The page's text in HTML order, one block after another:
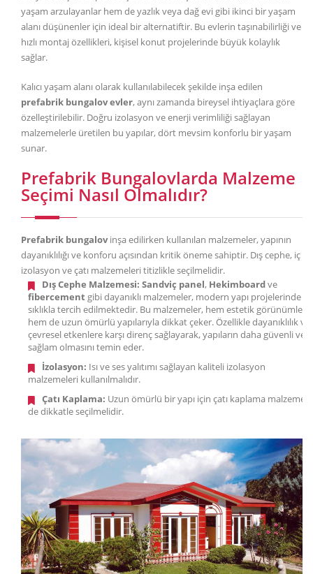
yaşam arzulayanlar hem de yazlık veya dağ evi gibi ikinci bir yaşam
alanı düşünenler için ideal bir alternatiftir. Bu evlerin taşınabilirliği ve
hızlı montaj özellikleri, kişisel konut projelerinde büyük kolaylık
sağlar.
Kalıcı yaşam alanı olarak kullanılabilecek şekilde inşa edilen
prefabrik bungalov evler, aynı zamanda bireysel ihtiyaçlara göre
özelleştirilebilir. Doğru izolasyon ve enerji verimliliği sağlayan
malzemelerle üretilen bu yapılar, dört mevsim konforlu bir yaşam
sunar.
Prefabrik Bungalovlarda Malzeme
Seçimi Nasıl Olmalıdır?
Prefabrik bungalovinşa edilirken kullanılan malzemeler, yapının
dayanıklılığı ve konforu açısından kritik öneme sahiptir. Dış cephe, iç
izolasyon ve çatı malzemeleri titizlikle seçilmelidir.
Dış Cephe Malzemesi: Sandviç panel, Hekimboardve
fibercement gibi dayanıklı malzemeler, modern yapı projelerinde
sıklıkla tercih edilmektedir. Bu malzemeler, hem estetik görünümleri
hem de uzun ömürlü yapılarıyla dikkat çeker. Özellikle dayanıklılık ve
çevresel etkenlere karşı direnç sağlayarak, yapıların daha güvenli ve
sağlam olmasını temin eder.
İzolasyon: Isı ve ses yalıtımı sağlayan kaliteli izolasyon
malzemeleri kullanılmalıdır.
Çatı Kaplama: Uzun ömürlü bir yapı için çatı kaplama malzemesi
de dikkatle seçilmelidir.